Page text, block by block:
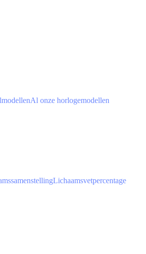
Al onze horlogemodellen
Lichaamsvetpercentage